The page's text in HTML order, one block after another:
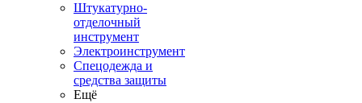
Штукатурно-
отделочный
инструмент
Электроинструмент
Спецодежда и
средства защиты
Ещё